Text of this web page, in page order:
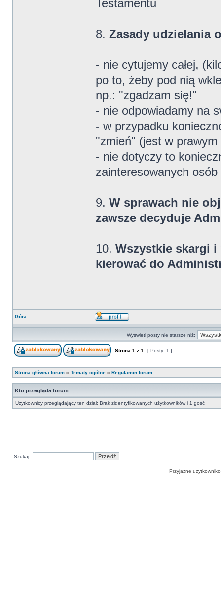
Testamentu
8. Zasady udzielania
- nie cytujemy całej,
po to, żeby pod nią
np.: "zgadzam się!"
- nie odpowiadamy na
- w przypadku
"zmień" (jest w
- nie dotyczy to
zainteresowanych osób
9. W sprawach nie
zawsze decyduje
10. Wszystkie skargi
kierować do
Góra
Wyświetl posty nie starsze niż:
Strona 1 z 1 [ Posty: 1 ]
Strona główna forum » Tematy ogólne » Regulamin forum
Kto przegląda forum
Użytkownicy przeglądający ten dział: Brak zidentyfikowanych użytkowników i 1 gość
Szukaj:
Przyjazne